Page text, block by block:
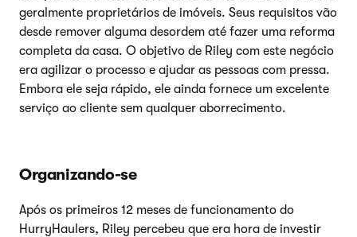
geralmente proprietários de imóveis. Seus requisitos vão
desde remover alguma desordem até fazer uma reforma
completa da casa. O objetivo de Riley com este negócio
era agilizar o processo e ajudar as pessoas com pressa.
Embora ele seja rápido, ele ainda fornece um excelente
serviço ao cliente sem qualquer aborrecimento.
Organizando-se
Após os primeiros 12 meses de funcionamento do
HurryHaulers, Riley percebeu que era hora de investir